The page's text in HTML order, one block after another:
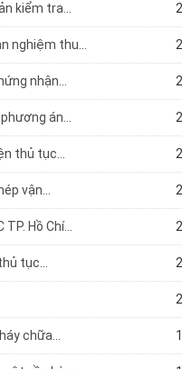
kiểm tra...
nghiệm thu...
nhận...
án...
thủ tục...
vận...
Hồ Chí...
tục...
chữa...